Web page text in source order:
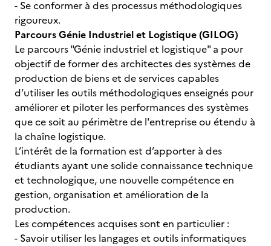
- Se conformer à des processus méthodologiques
rigoureux.
Parcours Génie Industriel et Logistique (GILOG)
Le parcours "Génie industriel et logistique" a pour
objectif de former des architectes des systèmes de
production de biens et de services capables
d’utiliser les outils méthodologiques enseignés pour
améliorer et piloter les performances des systèmes
que ce soit au périmètre de l'entreprise ou étendu à
la chaîne logistique.
L’intérêt de la formation est d’apporter à des
étudiants ayant une solide connaissance technique
et technologique, une nouvelle compétence en
gestion, organisation et amélioration de la
production.
Les compétences acquises sont en particulier :
- Savoir utiliser les langages et outils informatiques